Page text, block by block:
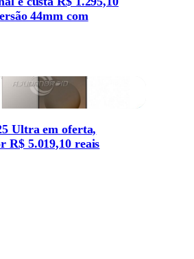
44mm com
Ultra em oferta,
R$ 5.019,10 reais